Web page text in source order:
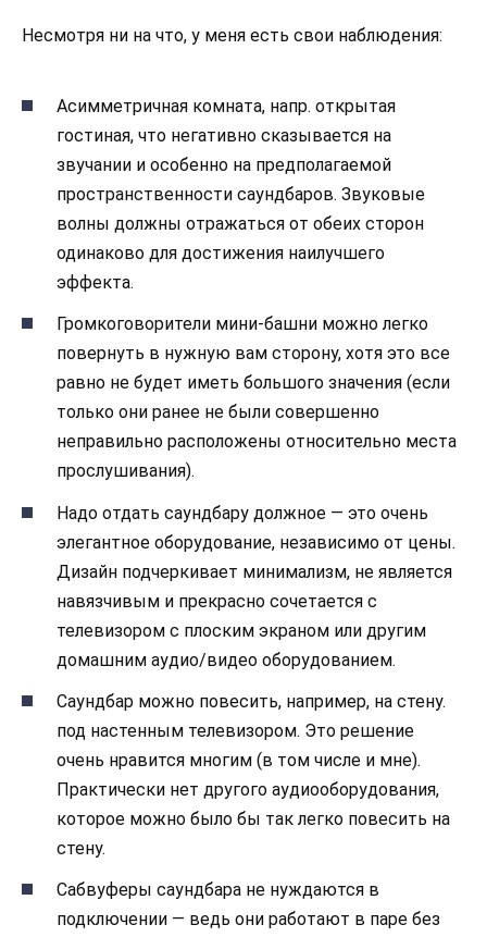
Несмотря ни на что, у меня есть свои наблюдения:
Асимметричная комната, напр. открытая
гостиная, что негативно сказывается на
звучании и особенно на предполагаемой
пространственности саундбаров. Звуковые
волны должны отражаться от обеих сторон
одинаково для достижения наилучшего
эффекта.
Громкоговорители мини-башни можно легко
повернуть в нужную вам сторону, хотя это все
равно не будет иметь большого значения (если
только они ранее не были совершенно
неправильно расположены относительно места
прослушивания).
Надо отдать саундбару должное — это очень
элегантное оборудование, независимо от цены.
Дизайн подчеркивает минимализм, не является
навязчивым и прекрасно сочетается с
телевизором с плоским экраном или другим
домашним аудио/видео оборудованием.
Саундбар можно повесить, например, на стену.
под настенным телевизором. Это решение
очень нравится многим (в том числе и мне).
Практически нет другого аудиооборудования,
которое можно было бы так легко повесить на
стену.
Сабвуферы саундбара не нуждаются в
подключении — ведь они работают в паре без